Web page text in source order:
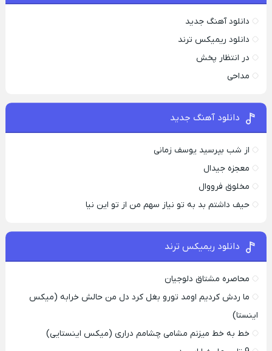
دانلود آهنگ جدید
دانلود ریمیکس ترند
در انتظار پخش
مداحی
دانلود آهنگ جدید
از شب بپرسید یوسف زمانی
معجزه جیدال
مخلوق فرووال
حیف داشتم بد به تو نیاز سهم من از تو این نیا
دانلود ریمیکس ترند
محاصره مشتاق دلوجیان
ما ردش کردیم اومد تورو بغل کرد دل من حالش خرابه (میکس
اینستا)
خط به خط میزنم مشامی چشامم دراری (میکس اینستایی)